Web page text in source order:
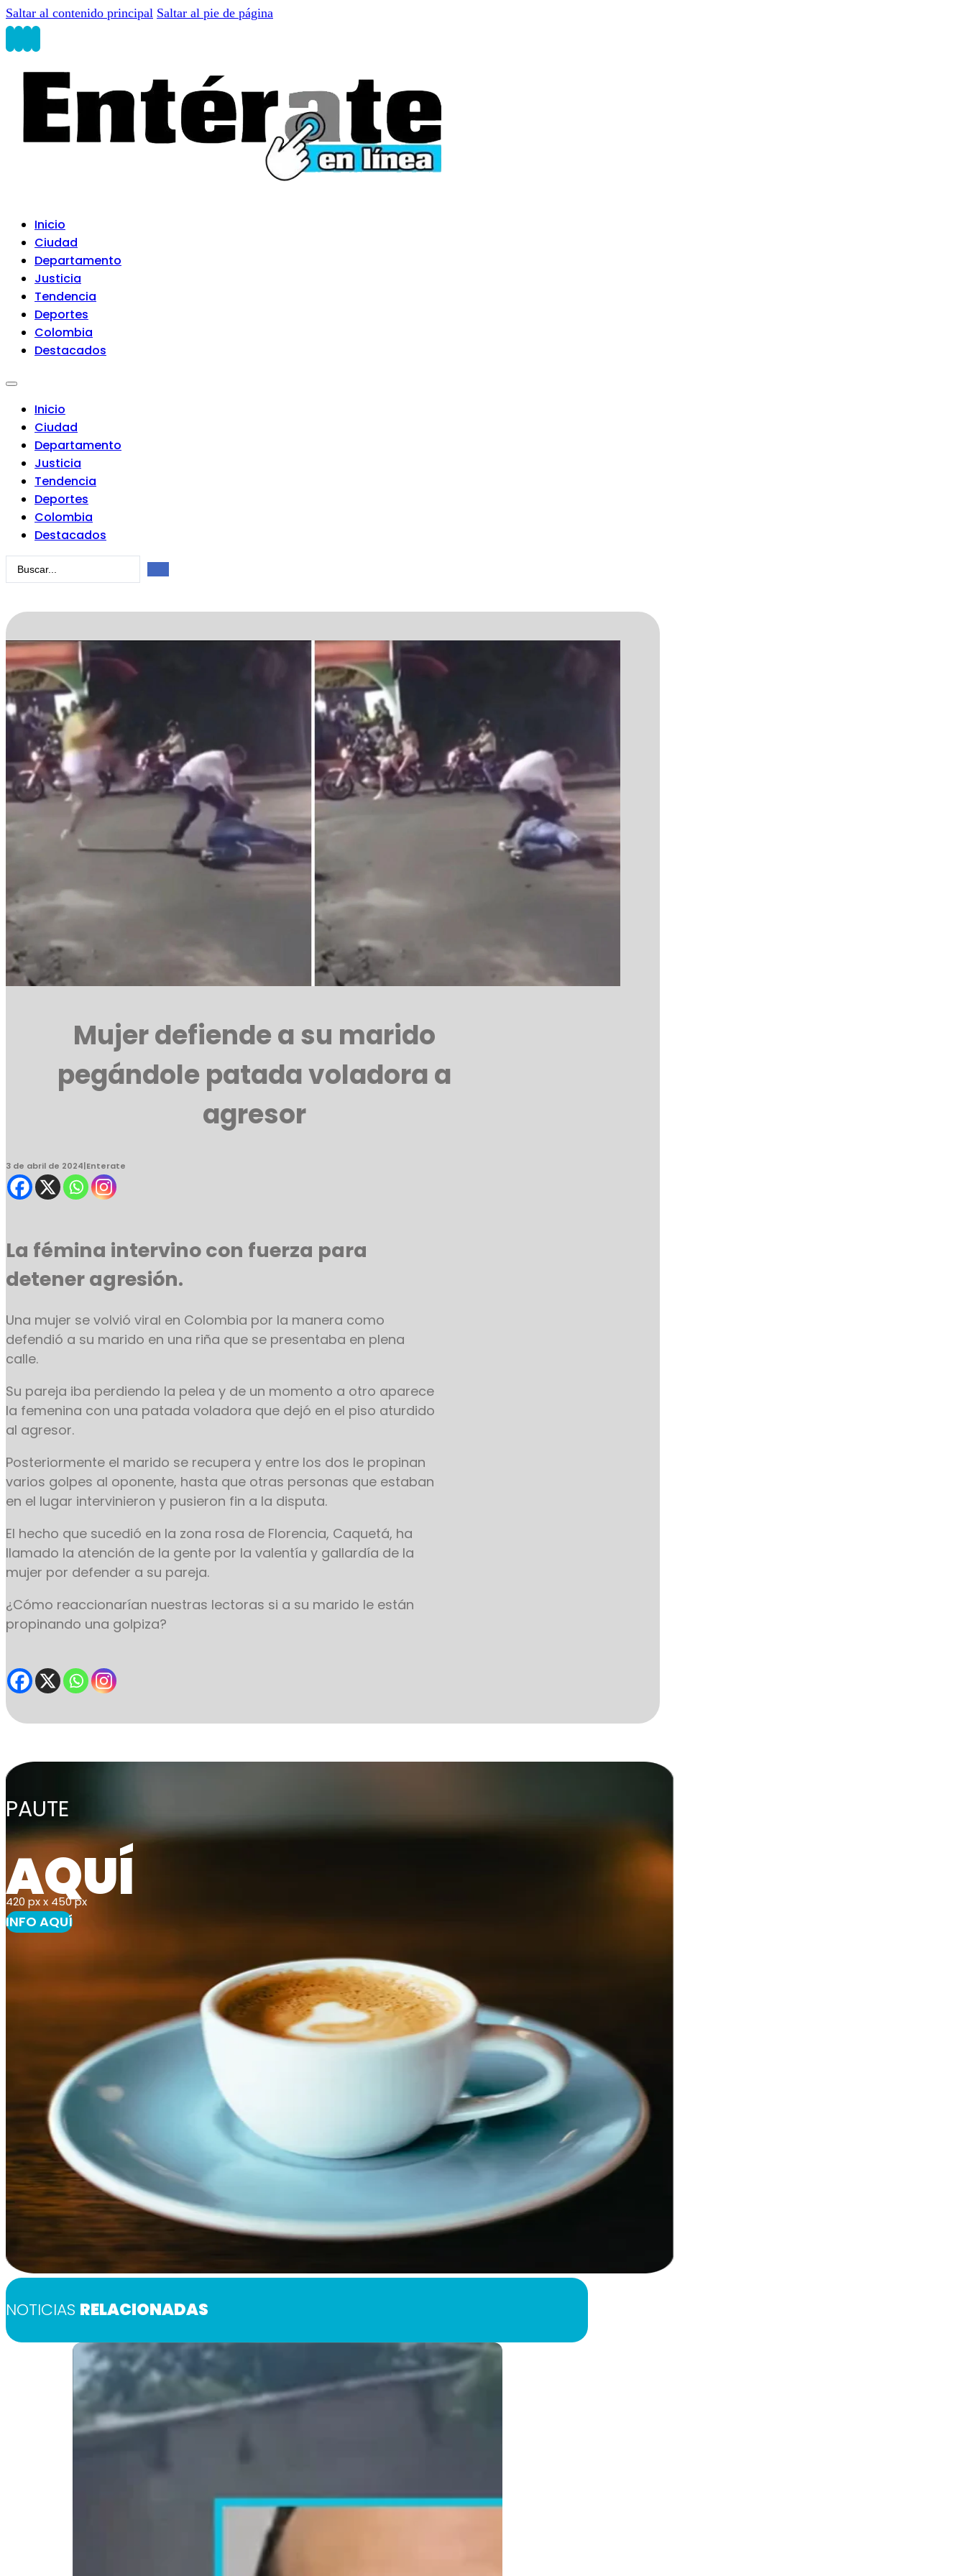
Saltar al contenido principal Saltar al pie de página
Inicio
Ciudad
Departamento
Justicia
Tendencia
Deportes
Colombia
Destacados
Inicio
Ciudad
Departamento
Justicia
Tendencia
Deportes
Colombia
Destacados
Search
Mujer defiende a su marido
pegándole patada voladora a
agresor
3 de abril de 2024|Enterate
La fémina intervino con fuerza para
detener agresión.
Una mujer se volvió viral en Colombia por la manera como
defendió a su marido en una riña que se presentaba en plena
calle.
Su pareja iba perdiendo la pelea y de un momento a otro aparece
la femenina con una patada voladora que dejó en el piso aturdido
al agresor.
Posteriormente el marido se recupera y entre los dos le propinan
varios golpes al oponente, hasta que otras personas que estaban
en el lugar intervinieron y pusieron fin a la disputa.
El hecho que sucedió en la zona rosa de Florencia, Caquetá, ha
llamado la atención de la gente por la valentía y gallardía de la
mujer por defender a su pareja.
¿Cómo reaccionarían nuestras lectoras si a su marido le están
propinando una golpiza?
PAUTE
AQUÍ
420 px x 450 px
INFO AQUÍ
NOTICIAS RELACIONADAS